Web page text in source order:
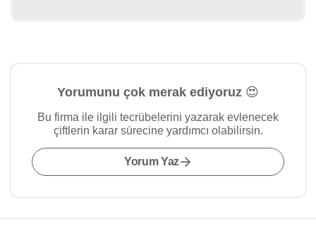
Yorumunu çok merak ediyoruz 😍
Bu firma ile ilgili tecrübelerini yazarak evlenecek
çiftlerin karar sürecine yardımcı olabilirsin.
Yorum Yaz